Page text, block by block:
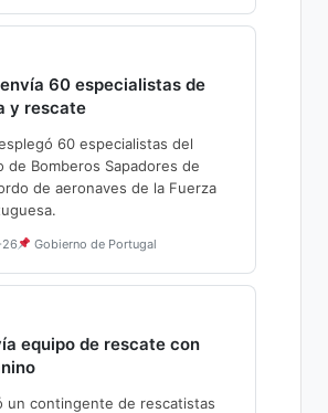
60 especialistas de
y rescate
60 especialistas del
de Bomberos Sapadores de
de aeronaves de la Fuerza
Gobierno de Portugal
equipo de rescate con
un contingente de rescatistas